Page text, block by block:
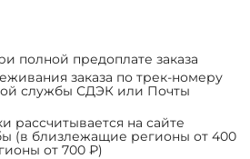
полной предоплате заказа
заказа по трек-номеру
службы СДЭК или Почты
рассчитывается на сайте
(в близлежащие регионы от 400
от 700 ₽)